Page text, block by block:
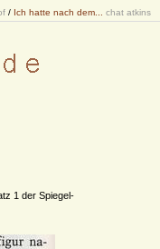
/ Ich hatte nach dem... chat atkins
1 der Spiegel-